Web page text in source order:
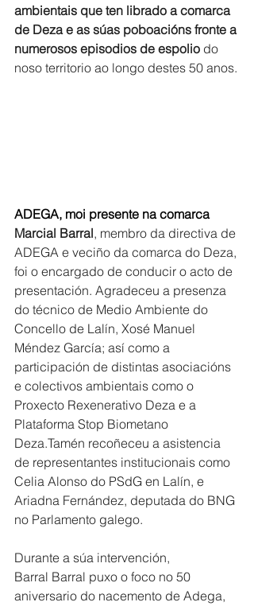
ambientais que ten librado a comarca
de Deza e as súas poboacións fronte a
numerosos episodios de espolio do
noso territorio ao longo destes 50 anos.
ADEGA, moi presente na comarca
Marcial Barral, membro da directiva de
ADEGA e veciño da comarca do Deza,
foi o encargado de conducir o acto de
presentación. Agradeceu a presenza
do técnico de Medio Ambiente do
Concello de Lalín, Xosé Manuel
Méndez García; así como a
participación de distintas asociacións
e colectivos ambientais como o
Proxecto Rexenerativo Deza e a
Plataforma Stop Biometano
Deza.Tamén recoñeceu a asistencia
de representantes institucionais como
Celia Alonso do PSdG en Lalín, e
Ariadna Fernández, deputada do BNG
no Parlamento galego.
Durante a súa intervención,
Barral Barral puxo o foco no 50
aniversario do nacemento de Adega,